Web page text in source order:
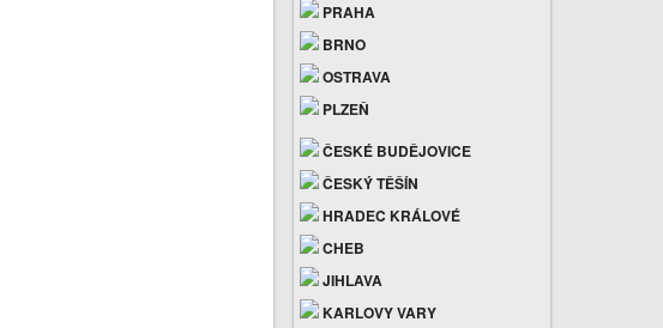
PRAHA
BRNO
OSTRAVA
PLZEŇ
ČESKÉ BUDĚJOVICE
ČESKÝ TĚŠÍN
HRADEC KRÁLOVÉ
CHEB
JIHLAVA
KARLOVY VARY